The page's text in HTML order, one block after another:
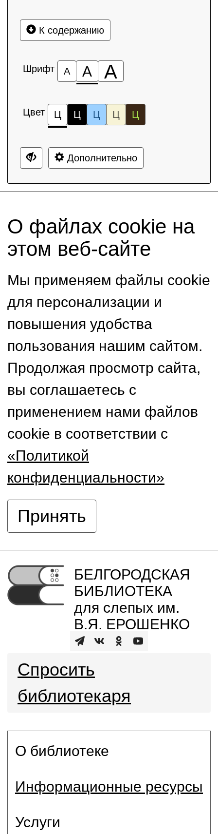
К содержанию
Шрифт А А А
Цвет Ц Ц Ц Ц Ц
Дополнительно
О файлах cookie на
этом веб-сайте
Мы применяем файлы cookie
для персонализации и
повышения удобства
пользования нашим сайтом.
Продолжая просмотр сайта,
вы соглашаетесь с
применением нами файлов
cookie в соответствии с
«Политикой
конфиденциальности»
Принять
БЕЛГОРОДСКАЯ
БИБЛИОТЕКА
для слепых им.
В.Я. ЕРОШЕНКО
Спросить
библиотекаря
О библиотеке
Информационные ресурсы
Услуги